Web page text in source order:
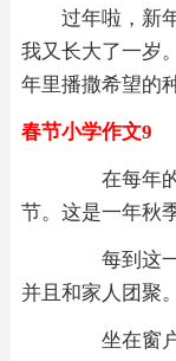
过年啦，新
我又长大了一岁
年里播撒希望的
春节小学作文9
在每年的
节。这是一年秋
每到这一
并且和家人团聚
坐在窗户